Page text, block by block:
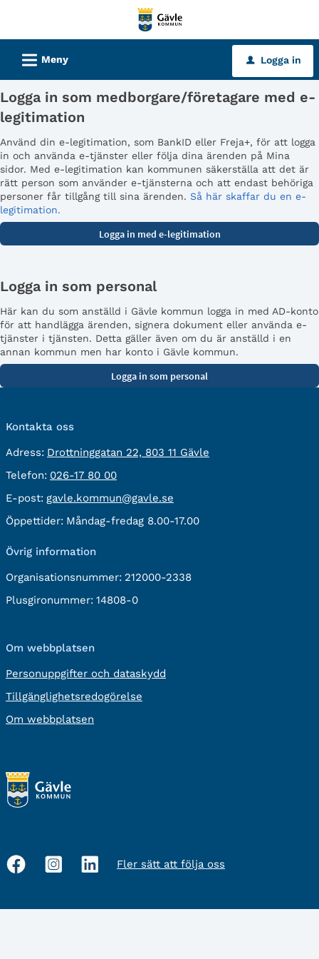
tjänster
Gävle
kommun
L Meny u Logga in
Logga in som medborgare/företagare med e-
legitimation
Använd din e-legitimation, som BankID eller Freja+, för att logga
in och använda e-tjänster eller följa dina ärenden på Mina
sidor. Med e-legitimation kan kommunen säkerställa att det är
rätt person som använder e-tjänsterna och att endast behöriga
personer får tillgång till sina ärenden. Så här skaffar du en e-
legitimation.
Logga in som personal
Här kan du som anställd i Gävle kommun logga in med AD-konto
för att handlägga ärenden, signera dokument eller använda e-
tjänster i tjänsten. Detta gäller även om du är anställd i en
annan kommun men har konto i Gävle kommun.
Kontakta oss
Adress: besöksadress:
Drottninggatan 22, 803 11 Gävle
Telefon: Telefon:
026-17 80 00
E-post: E-
post:
gavle.kommun@gavle.se
Öppettider: Måndag-fredag 8.00-17.00
Övrig information
Organisationsnummer: 212000-2338
Plusgironummer: 14808-0
Om webbplatsen
Personuppgifter och dataskydd
Tillgänglighetsredogörelse
Om webbplatsen
Sociala
Fler sätt att följa oss